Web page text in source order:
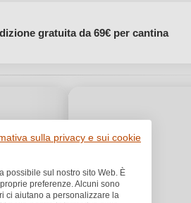
gratuita da 69€ per cantina
sulla privacy e sui cookie
possibile sul nostro sito Web. È
preferenze. Alcuni sono
ci aiutano a personalizzare la